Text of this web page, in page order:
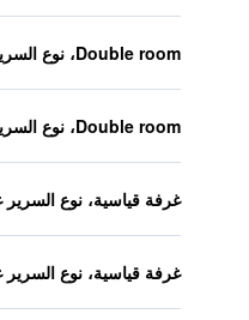
Double room، نوع السرير غير معروف
Double room، نوع السرير غير معروف
غرفة قياسية، نوع
غرفة قياسية، نوع